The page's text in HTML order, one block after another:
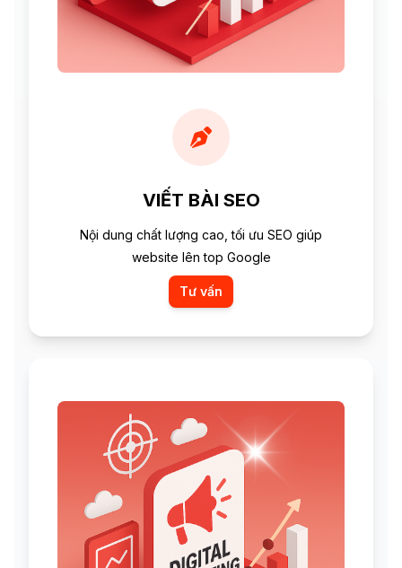
VIẾT BÀI SEO
Nội dung chất lượng cao, tối ưu SEO giúp
website lên top Google
Tư vấn